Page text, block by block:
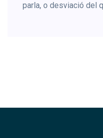
parla, o desviació del